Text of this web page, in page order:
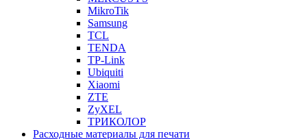
MikroTik
Samsung
TCL
TENDA
TP-Link
Ubiquiti
Xiaomi
ZTE
ZyXEL
ТРИКОЛОР
Расходные материалы для печати